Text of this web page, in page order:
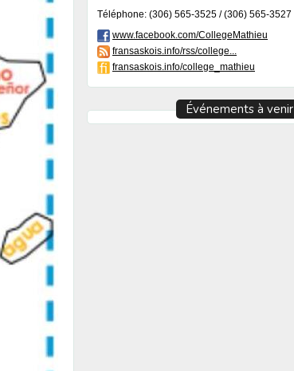
Téléphone: (306) 565-3525 / (306) 565-3527
www.facebook.com/CollegeMathieu
fransaskois.info/rss/college...
fransaskois.info/college_mathieu
Événements à venir